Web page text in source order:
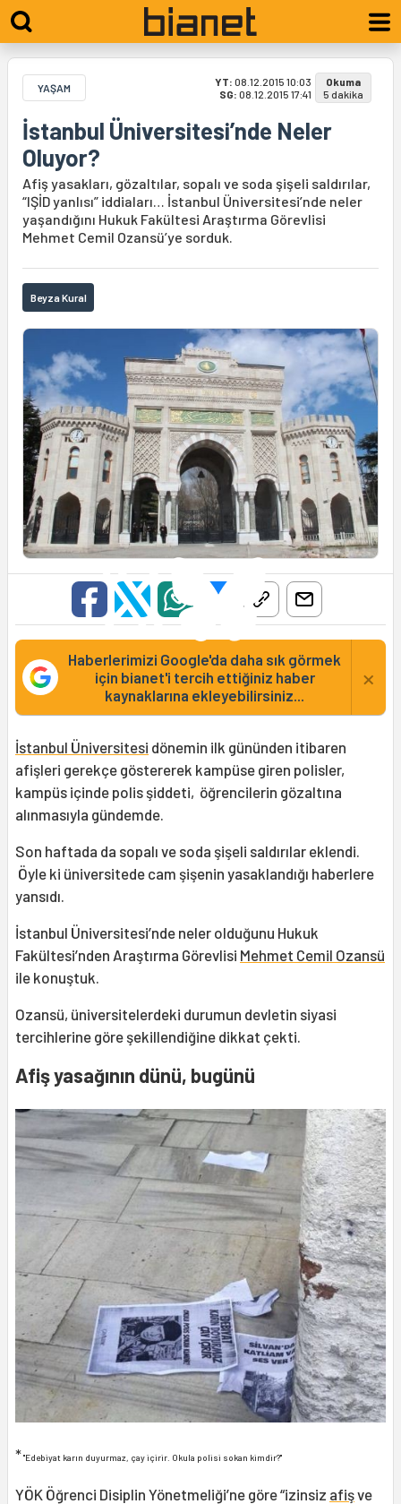
YAŞAM YT: 08.12.2015 10:03
SG: 08.12.2015 17:41
Okuma
5 dakika
İstanbul Üniversitesi’nde Neler
Oluyor?
Afiş yasakları, gözaltılar, sopalı ve soda şişeli saldırılar,
“IŞİD yanlısı” iddiaları… İstanbul Üniversitesi’nde neler
yaşandığını Hukuk Fakültesi Araştırma Görevlisi
Mehmet Cemil Ozansü’ye sorduk.
Beyza Kural
Haberlerimizi Google'da daha sık görmek
için bianet'i tercih ettiğiniz haber
kaynaklarına ekleyebilirsiniz...
×
İstanbul Üniversitesi dönemin ilk gününden itibaren
afişleri gerekçe göstererek kampüse giren polisler,
kampüs içinde polis şiddeti, öğrencilerin gözaltına
alınmasıyla gündemde.
Son haftada da sopalı ve soda şişeli saldırılar eklendi.
Öyle ki üniversitede cam şişenin yasaklandığı haberlere
yansıdı.
İstanbul Üniversitesi’nde neler olduğunu Hukuk
Fakültesi’nden Araştırma Görevlisi Mehmet Cemil Ozansü
ile konuştuk.
Ozansü, üniversitelerdeki durumun devletin siyasi
tercihlerine göre şekillendiğine dikkat çekti.
Afiş yasağının dünü, bugünü
*"Edebiyat karın duyurmaz, çay içirir. Okula polisi sokan kimdir?"
YÖK Öğrenci Disiplin Yönetmeliği’ne göre “izinsiz afişve